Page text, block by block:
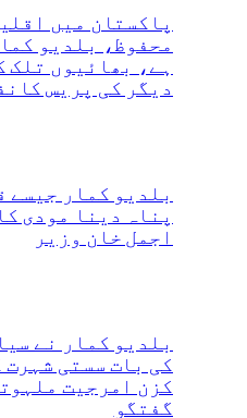
پاکستان میں
محفوظ، بلدیو
ہے، بھائیوں تلک
دیگر کی پریس
بلدیو کمار جیسے
پناہ دینا مودی
اجمل خان وزیر
بلدیو کمار نے
کی بات سستی شہرت
کزن امرجیت
گفتگو